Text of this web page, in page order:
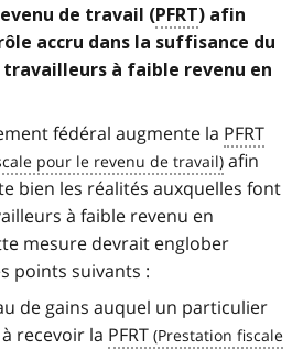
de travail (PFRT) afin
accru dans la suffisance du
travailleurs à faible revenu en
fédéral augmente la PFRT
afin
bien les réalités auxquelles font
à faible revenu en
mesure devrait englober
points suivants :
de gains auquel un particulier
recevoir la PFRT